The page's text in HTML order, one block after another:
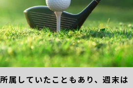
属していたこともあり、週末は